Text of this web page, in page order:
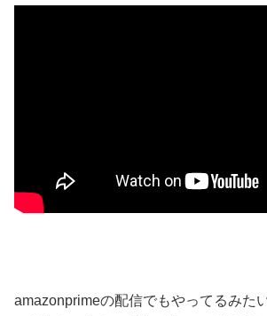
amazonprimeの配信でもやってるみた